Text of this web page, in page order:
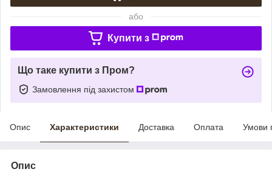
або
Купити з
Що таке купити з Пром?
Замовлення під захистом
Опис Характеристики Доставка Оплата Умови
Опис